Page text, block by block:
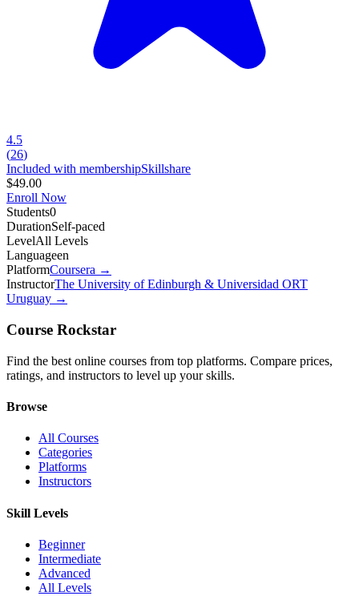
4.5
(26)
Included with membershipSkillshare
$49.00
Enroll Now
Students0
DurationSelf-paced
LevelAll Levels
Languageen
PlatformCoursera →
InstructorThe University of Edinburgh & Universidad ORT
Uruguay →
Course Rockstar
Find the best online courses from top platforms. Compare prices,
ratings, and instructors to level up your skills.
Browse
All Courses
Categories
Platforms
Instructors
Skill Levels
Beginner
Intermediate
Advanced
All Levels